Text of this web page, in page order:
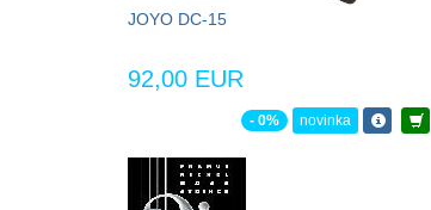
JOYO DC-15
92,00 EUR
- 0% novinka